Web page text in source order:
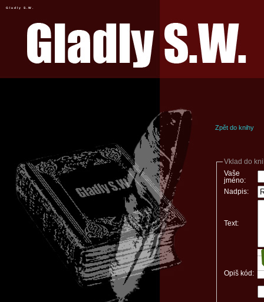
Gladly S.W.
Zpět do knihy
Vklad do
Vaše
jméno:
Nadpis:
Text:
Opiš kód: